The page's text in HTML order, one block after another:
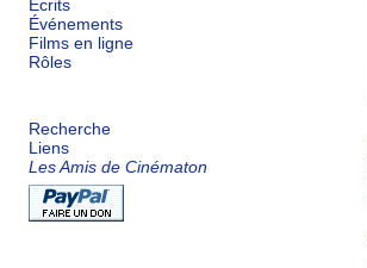
Écrits
Événements
Films en ligne
Rôles
Recherche
Liens
Les Amis de Cinématon